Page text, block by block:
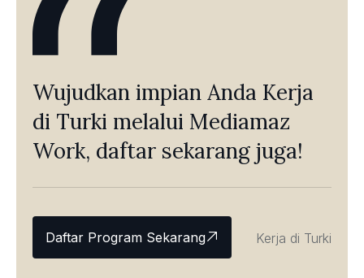
Wujudkan impian Anda Kerja
di Turki melalui Mediamaz
Work, daftar sekarang juga!
Daftar Program Sekarang Kerja di Turki